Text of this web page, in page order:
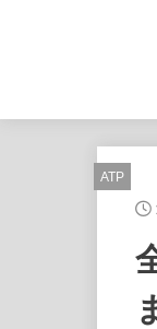
ATP